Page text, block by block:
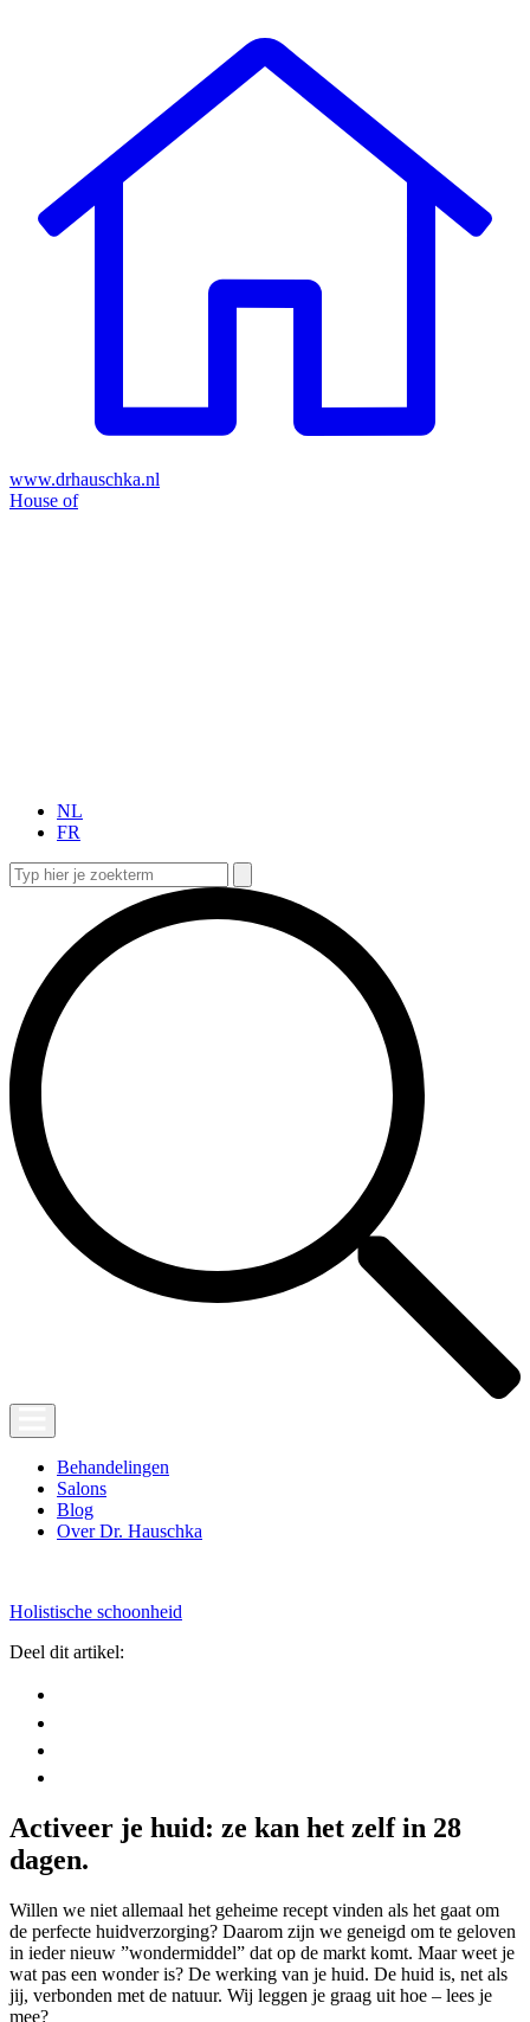
www.drhauschka.nl
House of
NL
FR
Behandelingen
Salons
Blog
Over Dr. Hauschka
Holistische schoonheid
Deel dit artikel:
Activeer je huid: ze kan het zelf in 28
dagen.
Willen we niet allemaal het geheime recept vinden als het gaat om
de perfecte huidverzorging? Daarom zijn we geneigd om te geloven
in ieder nieuw ”wondermiddel” dat op de markt komt. Maar weet je
wat pas een wonder is? De werking van je huid. De huid is, net als
jij, verbonden met de natuur. Wij leggen je graag uit hoe – lees je
mee?